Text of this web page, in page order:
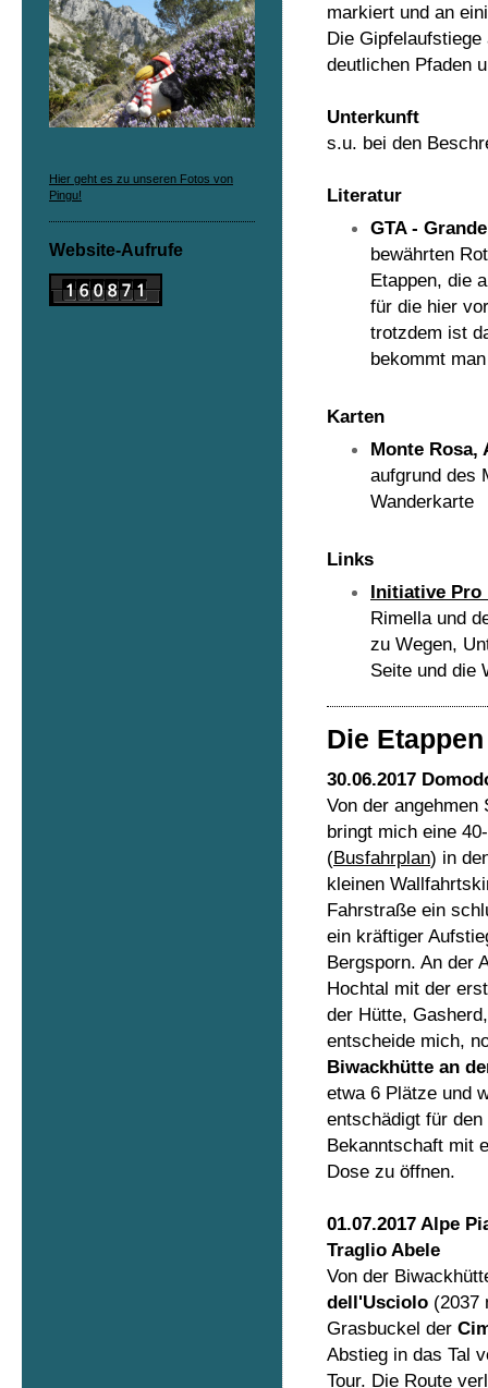
markiert und an
Die
deutlichen Pfaden
Unterkunft
s.u. bei den
Literatur
GTA -
bewährten
Etappen, die
für die hier
trotzdem ist
bekommt
Karten
Monte Rosa,
aufgrund des
Wanderkarte
Links
Initiative Pro
Rimella und
zu Wegen,
Seite und die
Die
30.06.2017
Von der angehmen
bringt mich eine
(Busfahrplan) in
kleinen
Fahrstraße ein
ein kräftiger
Bergsporn. An der
Hochtal mit der
der Hütte,
entscheide mich,
Biwackhütte an
etwa 6 Plätze und
entschädigt für
Bekanntschaft mit
Dose zu öffnen.
01.07.2017 Alpe
Traglio Abele
Von der
dell'Usciolo (2037
Grasbuckel der
Abstieg in das Tal
Tour. Die Route
Hier geht es zu unseren Fotos von
Pingu!
Website-Aufrufe